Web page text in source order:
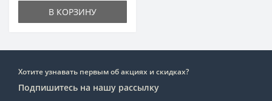
В КОРЗИНУ
Хотите узнавать первым об акциях и скидках?
Подпишитесь на нашу рассылку